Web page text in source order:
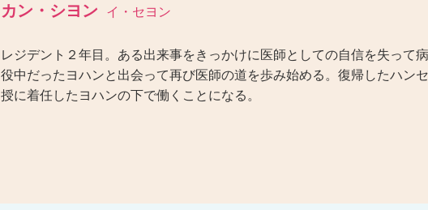
カン・シヨン イ・セヨン
レジデント２年目。ある出来事をきっかけに医師としての自信を失って
役中だったヨハンと出会って再び医師の道を歩み始める。復帰したハン
授に着任したヨハンの下で働くことになる。